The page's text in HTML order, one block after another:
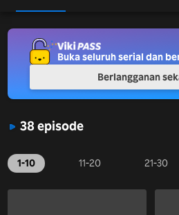
38 episode
1-10 11-20 21-30
Buka seluruh serial dan
Berlangganan